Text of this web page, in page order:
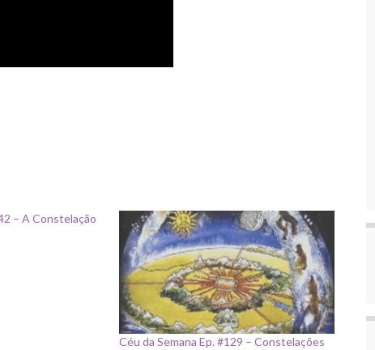
– A Constelação
Céu da Semana Ep. #129 – Constelações